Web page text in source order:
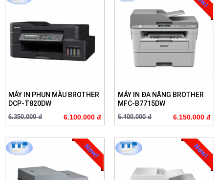
MÁY IN PHUN MÀU BROTHER
DCP-T820DW
6.350.000 đ 6.100.000 đ
MÁY IN ĐA NĂNG BROTHER
MFC-B7715DW
6.400.000 đ 6.150.000 đ